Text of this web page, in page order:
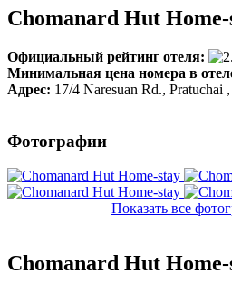
Chomanard Hut
Официальный рейтинг отеля:
Минимальная цена номера в
Адрес: 17/4 Naresuan Rd., Pratuchai ,
Фотографии
Показать все
Chomanard Hut